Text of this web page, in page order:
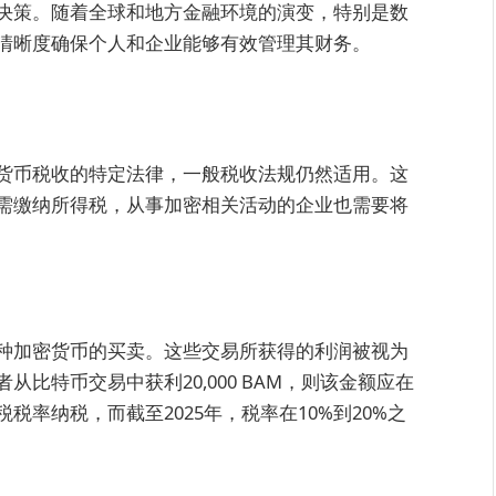
。随着全球和地方金融环境的演变，特别是数
度确保个人和企业能够有效管理其财务。
税收的特定法律，一般税收法规仍然适用。这
纳所得税，从事加密相关活动的企业也需要将
密货币的买卖。这些交易所获得的利润被视为
比特币交易中获利20,000 BAM，则该金额应在
率纳税，而截至2025年，税率在10%到20%之